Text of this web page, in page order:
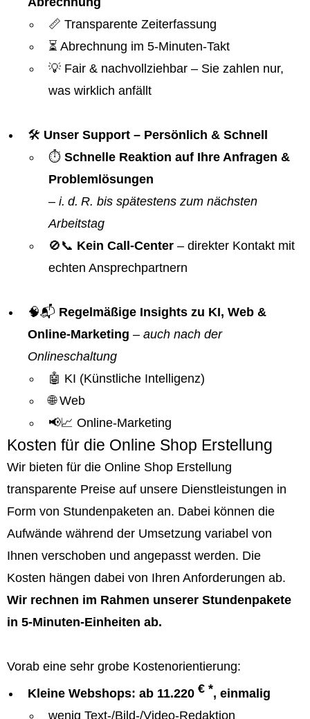
📏 Transparente Zeiterfassung
⏳ Abrechnung im 5-Minuten-Takt
💡 Fair & nachvollziehbar – Sie zahlen nur,
was wirklich anfällt
🛠️ Unser Support – Persönlich & Schnell
⏱️ Schnelle Reaktion auf Ihre Anfragen &
Problemlösungen
– i. d. R. bis spätestens zum nächsten
Arbeitstag
🚫📞 Kein Call-Center – direkter Kontakt mit
echten Ansprechpartnern
🧠📬 Regelmäßige Insights zu KI, Web &
Online-Marketing – auch nach der
Onlineschaltung
🤖 KI (Künstliche Intelligenz)
🌐 Web
📢📈 Online-Marketing
Kosten für die Online Shop Erstellung
Wir bieten für die Online Shop Erstellung
transparente Preise auf unsere Dienstleistungen in
Form von Stundenpaketen an. Dabei können die
Aufwände während der Umsetzung variabel von
Ihnen verschoben und angepasst werden. Die
Kosten hängen dabei von Ihren Anforderungen ab.
Wir rechnen im Rahmen unserer Stundenpakete
in 5-Minuten-Einheiten ab.
Vorab eine sehr grobe Kostenorientierung:
Kleine Webshops: ab 11.220 € *, einmalig
wenig Text-/Bild-/Video-Redaktion